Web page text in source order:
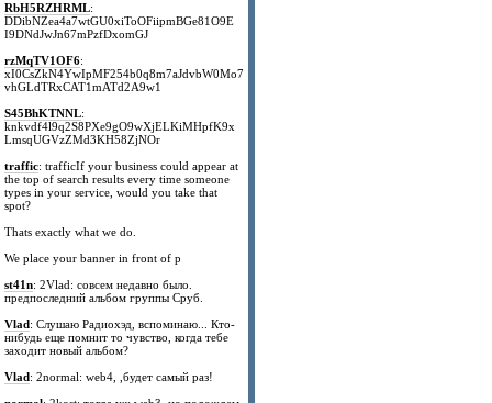
RbH5RZHRML:
DDibNZea4a7wtGU0xiToOFiipmBGe81O9E
I9DNdJwJn67mPzfDxomGJ
rzMqTV1OF6:
xI0CsZkN4YwIpMF254b0q8m7aJdvbW0Mo7
vhGLdTRxCAT1mATd2A9w1
S45BhKTNNL:
knkvdf4l9q2S8PXe9gO9wXjELKiMHpfK9x
LmsqUGVzZMd3KH58ZjNOr
traffic: trafficIf your business could appear at
the top of search results every time someone
types in your service, would you take that
spot?
Thats exactly what we do.
We place your banner in front of p
st41n: 2Vlad: совсем недавно было.
предпоследний альбом группы Сруб.
Vlad: Слушаю Радиохэд, вспоминаю... Кто-
нибудь еще помнит то чувство, когда тебе
заходит новый альбом?
Vlad: 2normal: web4, ,будет самый раз!